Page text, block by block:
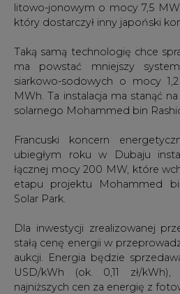
litowo-jonowym o mocy 7,5
który dostarczył inny japoński
Taką samą technologię chce
ma powstać mniejszy
siarkowo-sodowych o mocy
MWh. Ta instalacja ma stanąć
solarnego Mohammed bin
Francuski koncern
ubiegłym roku w Dubaju
łącznej mocy 200 MW, które
etapu projektu Mohammed
Solar Park.
Dla inwestycji zrealizowanej
stałą cenę energii w
aukcji. Energia będzie
USD/kWh (ok. 0,11 zł/
najniższych cen za energię z